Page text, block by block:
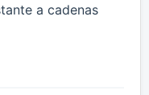
a cadenas